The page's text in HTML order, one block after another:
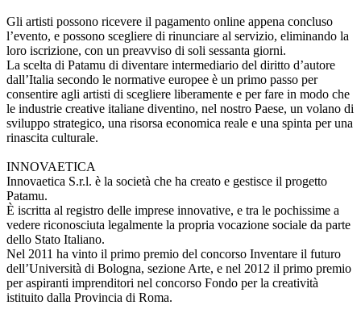
Gli artisti possono ricevere il pagamento online appena concluso
l’evento, e possono scegliere di rinunciare al servizio, eliminando la
loro iscrizione, con un preavviso di soli sessanta giorni.
La scelta di Patamu di diventare intermediario del diritto d’autore
dall’Italia secondo le normative europee è un primo passo per
consentire agli artisti di scegliere liberamente e per fare in modo che
le industrie creative italiane diventino, nel nostro Paese, un volano di
sviluppo strategico, una risorsa economica reale e una spinta per una
rinascita culturale.
INNOVAETICA
Innovaetica S.r.l. è la società che ha creato e gestisce il progetto
Patamu.
È iscritta al registro delle imprese innovative, e tra le pochissime a
vedere riconosciuta legalmente la propria vocazione sociale da parte
dello Stato Italiano.
Nel 2011 ha vinto il primo premio del concorso Inventare il futuro
dell’Università di Bologna, sezione Arte, e nel 2012 il primo premio
per aspiranti imprenditori nel concorso Fondo per la creatività
istituito dalla Provincia di Roma.